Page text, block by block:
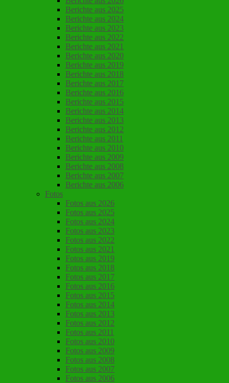
Berichte aus 2025
Berichte aus 2024
Berichte aus 2023
Berichte aus 2022
Berichte aus 2021
Berichte aus 2020
Berichte aus 2019
Berichte aus 2018
Berichte aus 2017
Berichte aus 2016
Berichte aus 2015
Berichte aus 2014
Berichte aus 2013
Berichte aus 2012
Berichte aus 2011
Berichte aus 2010
Berichte aus 2009
Berichte aus 2008
Berichte aus 2007
Berichte aus 2006
Fotos
Fotos aus 2026
Fotos aus 2025
Fotos aus 2024
Fotos aus 2023
Fotos aus 2022
Fotos aus 2021
Fotos aus 2019
Fotos aus 2018
Fotos aus 2017
Fotos aus 2016
Fotos aus 2015
Fotos aus 2014
Fotos aus 2013
Fotos aus 2012
Fotos aus 2011
Fotos aus 2010
Fotos aus 2009
Fotos aus 2008
Fotos aus 2007
Fotos aus 2006